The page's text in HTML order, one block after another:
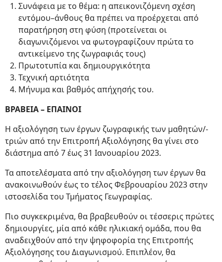
Συνάφεια με το θέμα: η απεικονιζόμενη σχέση
εντόμου–άνθους θα πρέπει να προέρχεται από
παρατήρηση στη φύση (προτείνεται οι
διαγωνιζόμενοι να φωτογραφίζουν πρώτα το
αντικείμενο της ζωγραφιάς τους)
Πρωτοτυπία και δημιουργικότητα
Τεχνική αρτιότητα
Μήνυμα και βαθμός απήχησής του.
ΒΡΑΒΕΙΑ – ΕΠΑΙΝΟΙ
Η αξιολόγηση των έργων ζωγραφικής των μαθητών/-
τριών από την Επιτροπή Αξιολόγησης θα γίνει στο
διάστημα από 7 έως 31 Ιανουαρίου 2023.
Τα αποτελέσματα από την αξιολόγηση των έργων θα
ανακοινωθούν έως το τέλος Φεβρουαρίου 2023 στην
ιστοσελίδα του Τμήματος Γεωγραφίας.
Πιο συγκεκριμένα, θα βραβευθούν οι τέσσερις πρώτες
δημιουργίες, μία από κάθε ηλικιακή ομάδα, που θα
αναδειχθούν από την ψηφοφορία της Επιτροπής
Αξιολόγησης του Διαγωνισμού. Επιπλέον, θα